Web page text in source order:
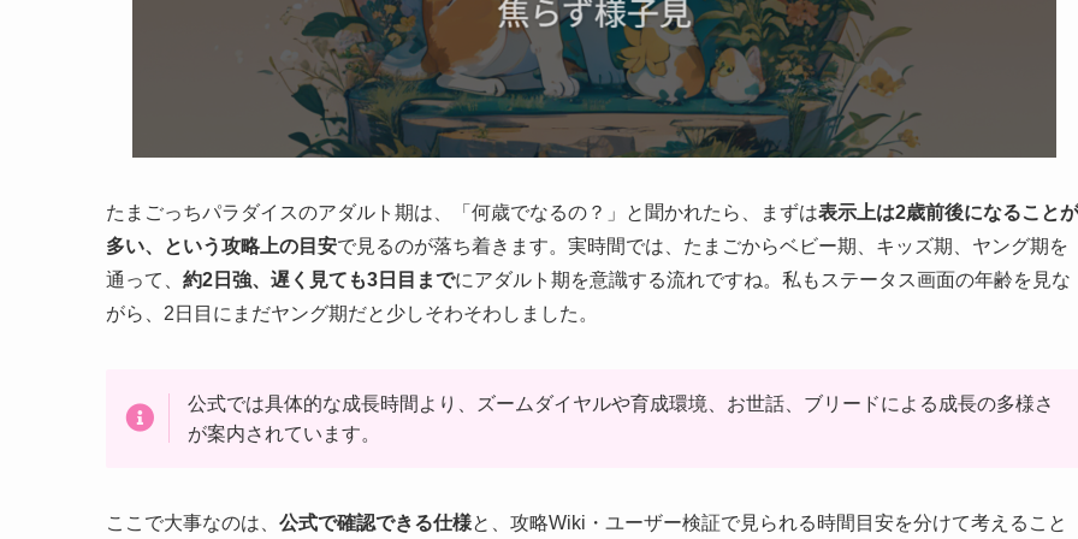
たまごっちパラダイスのアダルト期は、「何歳でなるの？」と聞かれたら、まずは表示上は2歳前後になることが
多い、という攻略上の目安で見るのが落ち着きます。実時間では、たまごからベビー期、キッズ期、ヤング期を
通って、 約2日強、遅く見ても3日目までにアダルト期を意識する流れですね。私もステータス画面の年齢を見な
がら、2日目にまだヤング期だと少しそわそわしました。
公式では具体的な成長時間より、ズームダイヤルや育成環境、お世話、ブリードによる成長の多様さ
が案内されています。
ここで大事なのは、 公式で確認できる仕様と、攻略Wiki・ユーザー検証で見られる時間目安を分けて考えること